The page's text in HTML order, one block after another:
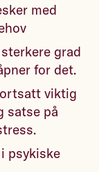
med
grad
for det.
viktig
satse på
psykiske